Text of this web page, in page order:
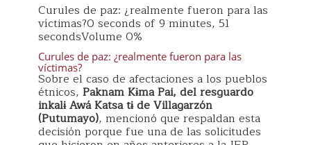
Curules de paz: ¿realmente fueron para las
víctimas?0 seconds of 9 minutes, 51
secondsVolume 0%
Curules de paz: ¿realmente fueron para las
víctimas?
Sobre el caso de afectaciones a los pueblos
étnicos, Paknam Kɨma Pai, del resguardo
inkalɨ Awá Katsa tɨ de Villagarzón
(Putumayo), mencionó que respaldan esta
decisión porque fue una de las solicitudes